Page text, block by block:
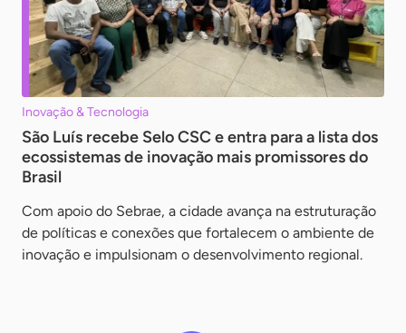
Inovação & Tecnologia
São Luís recebe Selo CSC e entra para a lista dos
ecossistemas de inovação mais promissores do
Brasil
Com apoio do Sebrae, a cidade avança na estruturação
de políticas e conexões que fortalecem o ambiente de
inovação e impulsionam o desenvolvimento regional.